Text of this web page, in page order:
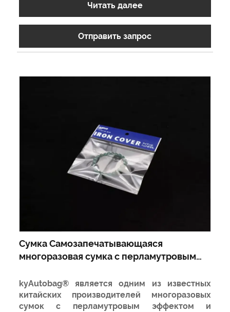
Читать далее
Отправить запрос
Сумка Самозапечатывающаяся
многоразовая сумка с перламутровым
kyAutobag® является одним из известных
китайских производителей многоразовых
сумок с перламутровым эффектом и